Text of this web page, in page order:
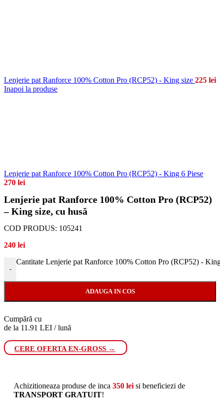
Lenjerie pat Ranforce 100% Cotton Pro (RCP52) - King size 225 lei
Inapoi la produse
Lenjerie pat Ranforce 100% Cotton Pro (RCP52) - King 6 Piese
270 lei
Lenjerie pat Ranforce 100% Cotton Pro (RCP52)
– King size, cu husă
COD PRODUS: 105241
240 lei
-
Cantitate Lenjerie pat Ranforce 100% Cotton Pro (RCP52) -
ADAUGA IN COS
Cumpără cu
de la 11.91 LEI / lună
CERE OFERTA EN-GROSS →
Achizitioneaza produse de inca 350 lei si beneficiezi de
TRANSPORT GRATUIT!